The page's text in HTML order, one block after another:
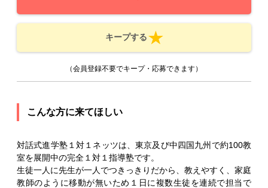
キープする
（会員登録不要でキープ・応募できます）
こんな方に来てほしい
対話式進学塾１対１ネッツは、東京及び中四国九州で約100教
室を展開中の完全１対１指導塾です。
生徒一人に先生が一人でつきっきりだから、教えやすく、家庭
教師のように移動が無いため１日に複数生徒を連続で担当で